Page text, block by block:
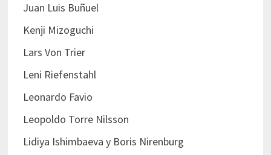
Juan Luis Buñuel
Kenji Mizoguchi
Lars Von Trier
Leni Riefenstahl
Leonardo Favio
Leopoldo Torre Nilsson
Lidiya Ishimbaeva y Boris Nirenburg